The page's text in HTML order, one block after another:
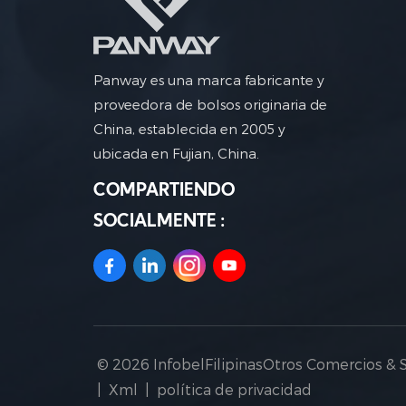
Panway es una marca fabricante y
proveedora de bolsos originaria de
China, establecida en 2005 y
ubicada en Fujian, China.
COMPARTIENDO
SOCIALMENTE :
© 2026 InfobelFilipinasOtros Comercios &
Xml política de privacidad